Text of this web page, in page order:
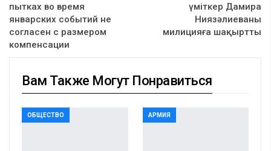
пытках во время
январских событий не
согласен с размером
компенсации
үміткер Дамира
Ниязәлиеваны
милицияға шақыртты
Вам Также Могут Понравиться
ОБЩЕСТВО АРМИЯ